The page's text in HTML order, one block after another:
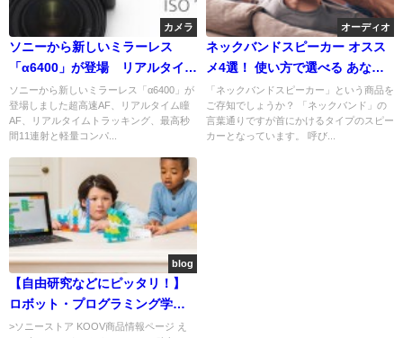
カメラ
ソニーから新しいミラーレス
「α6400」が登場 リアルタイム
トラッキングに対応しながらコ
ンパクトで軽い！
ソニーから新しいミラーレス「α6400」が
登場しました超高速AF、リアルタイム瞳
AF、リアルタイムトラッキング、最高秒
間11連射と軽量コンパ...
オーディオ
ネックバンドスピーカー オスス
メ4選！ 使い方で選べる あなた
にピッタリのネックバンドスピ
ーカー！
「ネックバンドスピーカー」という商品を
ご存知でしょうか？ 「ネックバンド」の
言葉通りですが首にかけるタイプのスピー
カーとなっています。 呼び...
blog
【自由研究などにピッタリ！】
ロボット・プログラミング学習
キット「KOOV(クーヴ)」が発
>ソニーストア KOOV商品情報ページ え